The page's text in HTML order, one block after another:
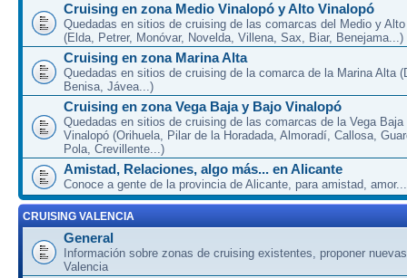
Cruising en zona Medio Vinalopó y Alto Vinalopó
Quedadas en sitios de cruising de las comarcas del Medio y
(Elda, Petrer, Monóvar, Novelda, Villena, Sax, Biar, Benejama...)
Cruising en zona Marina Alta
Quedadas en sitios de cruising de la comarca de la Marina Alta
Benisa, Jávea...)
Cruising en zona Vega Baja y Bajo Vinalopó
Quedadas en sitios de cruising de las comarcas de la Vega Baja
Vinalopó (Orihuela, Pilar de la Horadada, Almoradí, Callosa,
Pola, Crevillente...)
Amistad, Relaciones, algo más... en Alicante
Conoce a gente de la provincia de Alicante, para amistad,
CRUISING VALENCIA
General
Información sobre zonas de cruising existentes, proponer
Valencia